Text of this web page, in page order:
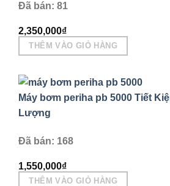
Đã bán: 81
2,350,000₫
THÊM VÀO GIỎ HÀNG
Máy bơm periha pb 5000 Tiết
Lượng
Đã bán: 168
1,550,000₫
THÊM VÀO GIỎ HÀNG